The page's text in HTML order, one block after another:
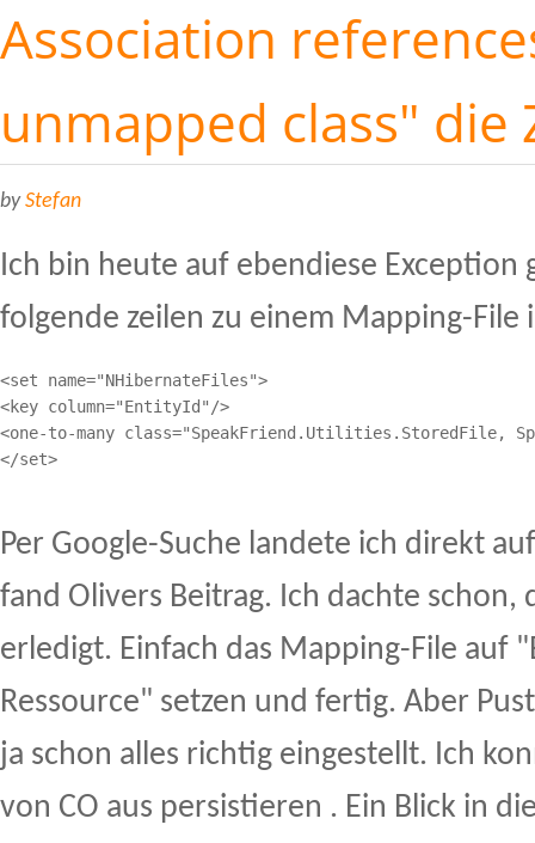
Association
unmapped class" die
byStefan
Ich bin heute auf ebendiese Exception
folgende zeilen zu einem Mapping-
<set name="NHibernateFiles">
<key column="EntityId"/>
<one-to-many class="SpeakFriend.Utilities.StoredFile,
</set>
Per Google-Suche landete ich direkt
fand Olivers Beitrag. Ich dachte schon,
erledigt. Einfach das Mapping-File auf
Ressource" setzen und fertig. Aber
ja schon alles richtig eingestellt. Ich
von CO aus persistieren . Ein Blick in